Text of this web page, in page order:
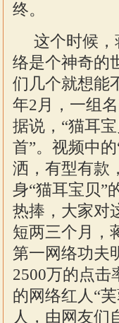
终。
这个时候
络是个神奇的
们几个就想能
年2月，一组
据说，“猫耳
首”。视频中
洒，有型有款
身“猫耳宝贝”
热捧，大家对
短两三个月，
第一网络功夫
2500万的点击
的网络红人“
人，由网友们